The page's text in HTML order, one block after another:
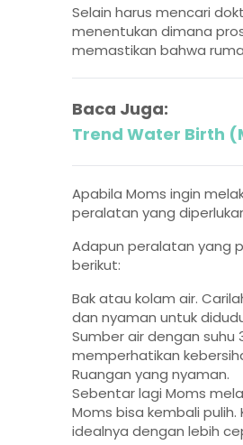
Selain harus mencari
menentukan dimana
memastikan bahwa
Baca Juga:
Trend Water Birth
Apabila Moms ingin
peralatan yang
Adapun peralatan yang
berikut:
Bak atau kolam air.
dan nyaman untuk
Sumber air dengan suhu
memperhatikan
Ruangan yang nyaman.
Sebentar lagi Moms
Moms bisa kembali
idealnya dengan lebih